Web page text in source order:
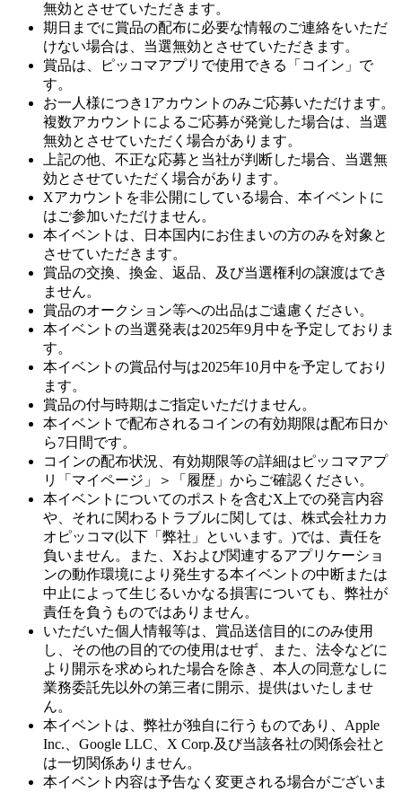
無効とさせていただきます。
期日までに賞品の配布に必要な情報のご連絡をいただ
けない場合は、当選無効とさせていただきます。
賞品は、ピッコマアプリで使用できる「コイン」で
す。
お一人様につき1アカウントのみご応募いただけます。
複数アカウントによるご応募が発覚した場合は、当選
無効とさせていただく場合があります。
上記の他、不正な応募と当社が判断した場合、当選無
効とさせていただく場合があります。
Xアカウントを非公開にしている場合、本イベントに
はご参加いただけません。
本イベントは、日本国内にお住まいの方のみを対象と
させていただきます。
賞品の交換、換金、返品、及び当選権利の譲渡はでき
ません。
賞品のオークション等への出品はご遠慮ください。
本イベントの当選発表は2025年9月中を予定しておりま
す。
本イベントの賞品付与は2025年10月中を予定しており
ます。
賞品の付与時期はご指定いただけません。
本イベントで配布されるコインの有効期限は配布日か
ら7日間です。
コインの配布状況、有効期限等の詳細はピッコマアプ
リ「マイページ」＞「履歴」からご確認ください。
本イベントについてのポストを含むX上での発言内容
や、それに関わるトラブルに関しては、株式会社カカ
オピッコマ(以下「弊社」といいます。)では、責任を
負いません。また、Xおよび関連するアプリケーショ
ンの動作環境により発生する本イベントの中断または
中止によって生じるいかなる損害についても、弊社が
責任を負うものではありません。
いただいた個人情報等は、賞品送信目的にのみ使用
し、その他の目的での使用はせず、また、法令などに
より開示を求められた場合を除き、本人の同意なしに
業務委託先以外の第三者に開示、提供はいたしませ
ん。
本イベントは、弊社が独自に行うものであり、Apple
Inc.、Google LLC、X Corp.及び当該各社の関係会社と
は一切関係ありません。
本イベント内容は予告なく変更される場合がございま